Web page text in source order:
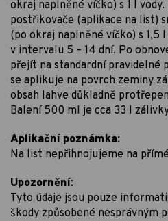
okraj naplněné víčko) s 1 l
postřikovače (aplikace na list)
(po okraj naplněné víčko) s 1,5
v intervalu 5 – 14 dní. Po
přejít na standardní pravidelné
se aplikuje na povrch zeminy
obsah lahve důkladně
Balení 500 ml je cca 33 l
Aplikační poznámka:
Na list nepřihnojujeme na
Upozornění:
Tyto údaje jsou pouze
škody způsobené nesprávným